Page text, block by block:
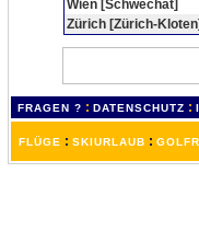
Wien [Schwechat]
Zürich [Zürich-Kloten]
FRAGEN ? : DATENSCHUTZ :
FLÜGE : SKIURLAUB :